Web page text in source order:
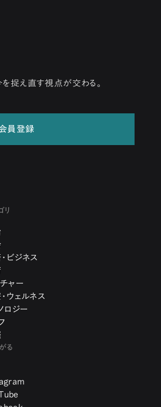
を捉え直す視点が交わる。
員登録
リ
ビジネス
ャー
ウェルネス
ロジー
る